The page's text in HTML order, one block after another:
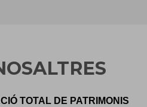
TOTAL DE PATRIMONIS